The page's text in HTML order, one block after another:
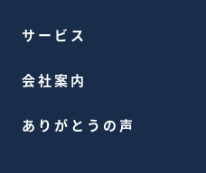
サービス
会社案内
ありがとうの声